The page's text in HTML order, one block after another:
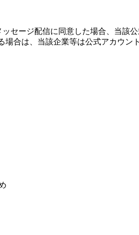
セージ配信に同意した場合、当該
合は、当該企業等は公式アカウン